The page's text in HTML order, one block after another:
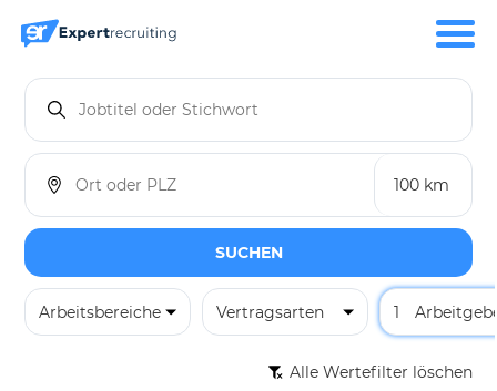
SUCHEN
Arbeitsbereiche Vertragsarten 1
Alle Wertefilter löschen